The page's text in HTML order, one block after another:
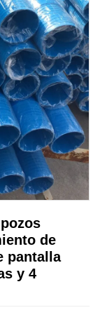
de
pantalla
y 4